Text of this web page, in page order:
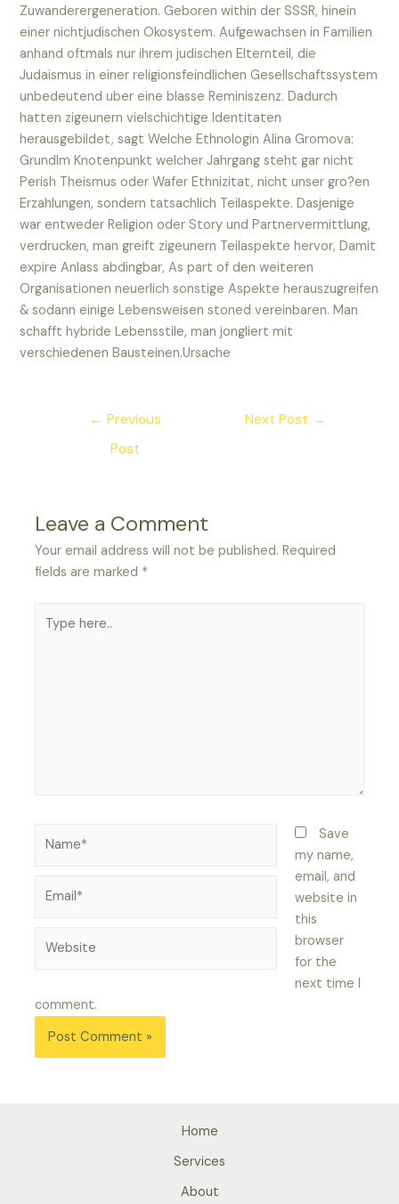
Zuwanderergeneration. Geboren within der SSSR, hinein
einer nichtjudischen Okosystem. Aufgewachsen in Familien
anhand oftmals nur ihrem judischen Elternteil, die
Judaismus in einer religionsfeindlichen Gesellschaftssystem
unbedeutend uber eine blasse Reminiszenz. Dadurch
hatten zigeunern vielschichtige Identitaten
herausgebildet, sagt Welche Ethnologin Alina Gromova:
GrundIm Knotenpunkt welcher Jahrgang steht gar nicht
Perish Theismus oder Wafer Ethnizitat, nicht unser gro?en
Erzahlungen, sondern tatsachlich Teilaspekte. Dasjenige
war entweder Religion oder Story und Partnervermittlung,
verdrucken, man greift zigeunern Teilaspekte hervor, Damit
expire Anlass abdingbar, As part of den weiteren
Organisationen neuerlich sonstige Aspekte herauszugreifen
& sodann einige Lebensweisen stoned vereinbaren. Man
schafft hybride Lebensstile, man jongliert mit
verschiedenen Bausteinen.Ursache
← Previous
Post
Next Post →
Leave a Comment
Your email address will not be published. Required
fields are marked *
here..
Save
my name,
email, and
website in
this
browser
for the
next time I
comment.
Home
Services
About